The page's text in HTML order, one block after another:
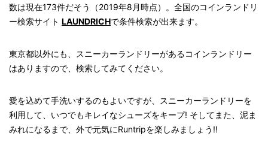
数は現在173件だそう（2019年8月時点）。全国のコインランドリ
ー検索サイト LAUNDRICHで条件検索が出来ます。
東京都以外にも、スニーカーランドリーがあるコインランドリー
はありますので、検索してみてください。
愛を込めて手洗いするのもよいですが、スニーカーランドリーを
利用して、いつでもキレイなシューズをキープ! そしてまた、泥ま
みれになるまで、外で元気にRuntripを楽しみましょう!!